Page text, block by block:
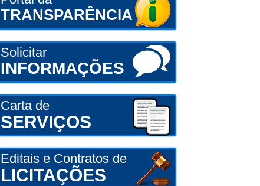
TRANSPARÊNCIA
Solicitar
INFORMAÇÕES
Carta de
SERVIÇOS
Editais e Contratos de
LICITAÇÕES